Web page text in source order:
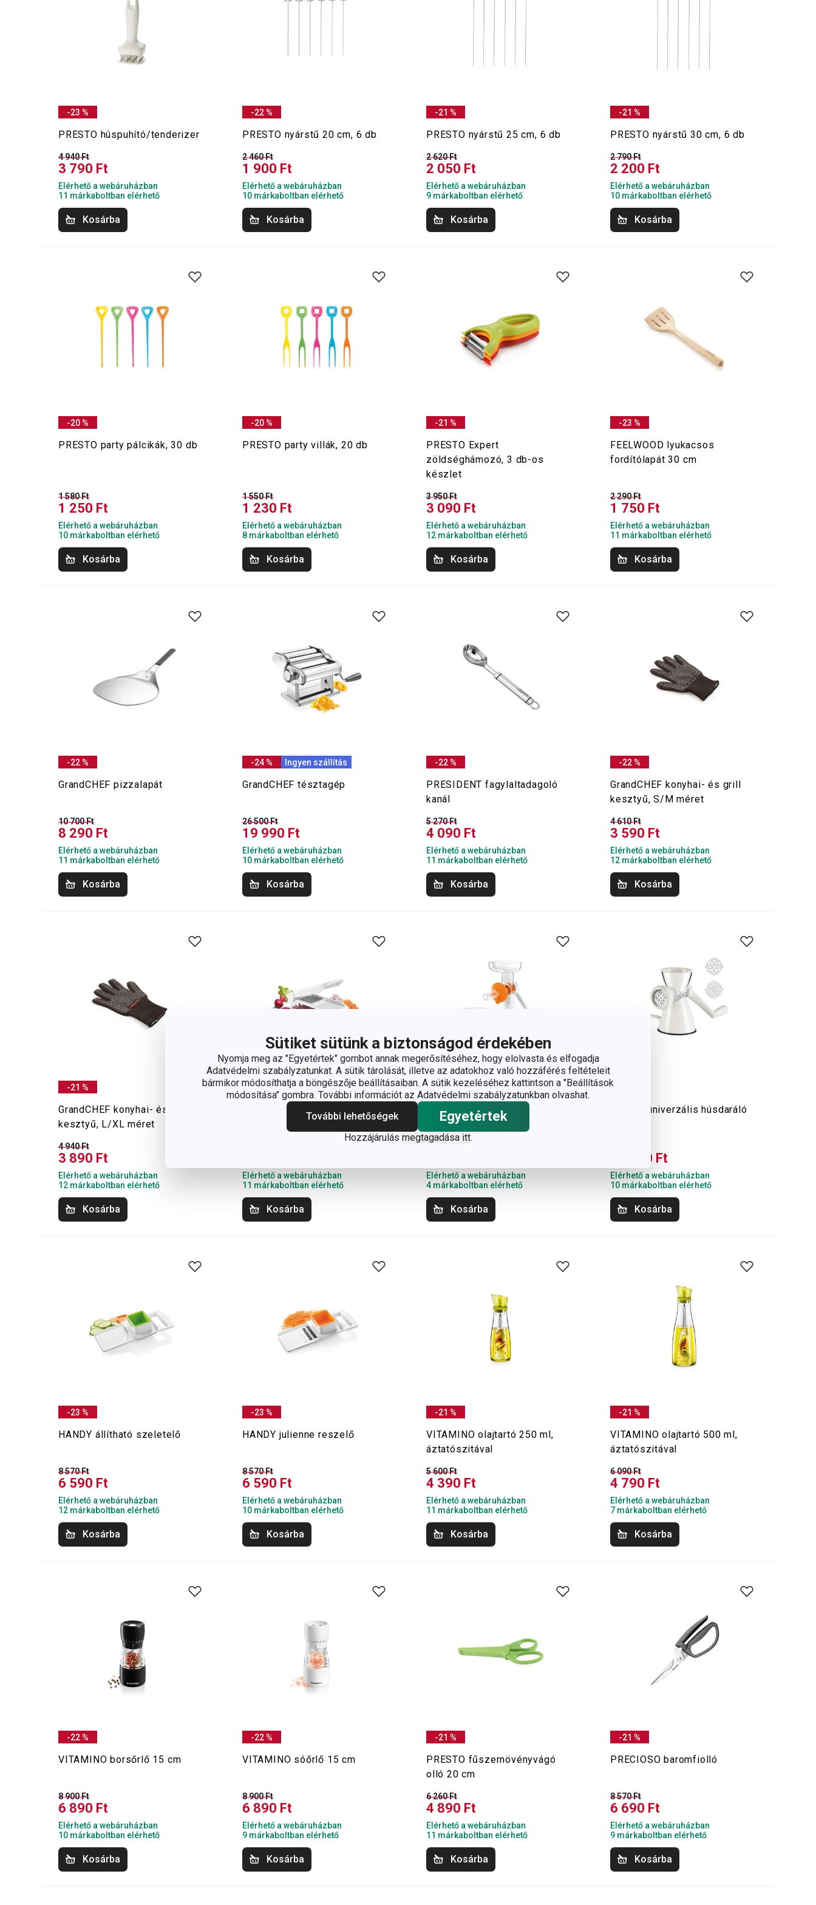
Sütiket sütünk a biztonságod érdekében
Nyomja meg az "Egyetértek" gombot annak megerősítéséhez, hogy elolvasta és elfogadja
Adatvédelmi szabályzatunkat. A sütik tárolását, illetve az adatokhoz való hozzáférés feltételeit
bármikor módosíthatja a böngészője beállításaiban. A sütik kezeléséhez kattintson a "Beállítások
módosítása" gombra. További információt az Adatvédelmi szabályzatunkban olvashat.
További lehetőségek
Egyetértek
Hozzájárulás megtagadása itt.
-23 %
PRESTO húspuhító/tenderizer
4 940 Ft
3 790 Ft
Elérhető a webáruházban
11 márkaboltban elérhető
Kosárba
-22 %
PRESTO nyárstű 20 cm, 6 db
2 460 Ft
1 900 Ft
Elérhető a webáruházban
10 márkaboltban elérhető
Kosárba
-21 %
PRESTO nyárstű 25 cm, 6 db
2 620 Ft
2 050 Ft
Elérhető a webáruházban
9 márkaboltban elérhető
Kosárba
-21 %
PRESTO nyárstű 30 cm, 6 db
2 790 Ft
2 200 Ft
Elérhető a webáruházban
10 márkaboltban elérhető
Kosárba
-20 %
PRESTO party pálcikák, 30 db
1 580 Ft
1 250 Ft
Elérhető a webáruházban
10 márkaboltban elérhető
Kosárba
-20 %
PRESTO party villák, 20 db
1 550 Ft
1 230 Ft
Elérhető a webáruházban
8 márkaboltban elérhető
Kosárba
-21 %
PRESTO Expert
zöldséghámozó, 3 db-os
készlet
3 950 Ft
3 090 Ft
Elérhető a webáruházban
12 márkaboltban elérhető
Kosárba
-23 %
FEELWOOD lyukacsos
fordítólapát 30 cm
2 290 Ft
1 750 Ft
Elérhető a webáruházban
11 márkaboltban elérhető
Kosárba
-22 %
GrandCHEF pizzalapát
10 700 Ft
8 290 Ft
Elérhető a webáruházban
11 márkaboltban elérhető
Kosárba
-24 % Ingyen szállítás
GrandCHEF tésztagép
26 500 Ft
19 990 Ft
Elérhető a webáruházban
10 márkaboltban elérhető
Kosárba
-22 %
PRESIDENT fagylaltadagoló
kanál
5 270 Ft
4 090 Ft
Elérhető a webáruházban
11 márkaboltban elérhető
Kosárba
-22 %
GrandCHEF konyhai- és grill
kesztyű, S/M méret
4 610 Ft
3 590 Ft
Elérhető a webáruházban
12 márkaboltban elérhető
Kosárba
-21 %
GrandCHEF konyhai- és grill
kesztyű, L/XL méret
4 940 Ft
3 890 Ft
Elérhető a webáruházban
12 márkaboltban elérhető
Kosárba
-22 %
HANDY szeletelő, kocka és
Elérhető a webáruházban
11 márkaboltban elérhető
Kosárba
-20 % Ingyen szállítás
HANDY zöldség- és
gyümölcsfacsaró
Elérhető a webáruházban
4 márkaboltban elérhető
Kosárba
HANDY univerzális húsdaráló
16 990 Ft
Elérhető a webáruházban
10 márkaboltban elérhető
Kosárba
-23 %
HANDY állítható szeletelő
8 570 Ft
6 590 Ft
Elérhető a webáruházban
12 márkaboltban elérhető
Kosárba
-23 %
HANDY julienne reszelő
8 570 Ft
6 590 Ft
Elérhető a webáruházban
10 márkaboltban elérhető
Kosárba
-21 %
VITAMINO olajtartó 250 ml,
áztatószitával
5 600 Ft
4 390 Ft
Elérhető a webáruházban
11 márkaboltban elérhető
Kosárba
-21 %
VITAMINO olajtartó 500 ml,
áztatószitával
6 090 Ft
4 790 Ft
Elérhető a webáruházban
7 márkaboltban elérhető
Kosárba
-22 %
VITAMINO borsőrlő 15 cm
8 900 Ft
6 890 Ft
Elérhető a webáruházban
10 márkaboltban elérhető
Kosárba
-22 %
VITAMINO sóőrlő 15 cm
8 900 Ft
6 890 Ft
Elérhető a webáruházban
9 márkaboltban elérhető
Kosárba
-21 %
PRESTO fűszernövényvágó
olló 20 cm
6 260 Ft
4 890 Ft
Elérhető a webáruházban
11 márkaboltban elérhető
Kosárba
-21 %
PRECIOSO baromfiolló
8 570 Ft
6 690 Ft
Elérhető a webáruházban
9 márkaboltban elérhető
Kosárba